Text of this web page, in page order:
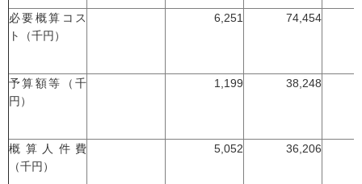
必要概算コス
ト（千円）
6,251 74,454
予算額等（千
円）
1,199 38,248
概算人件費
（千円）
5,052 36,206